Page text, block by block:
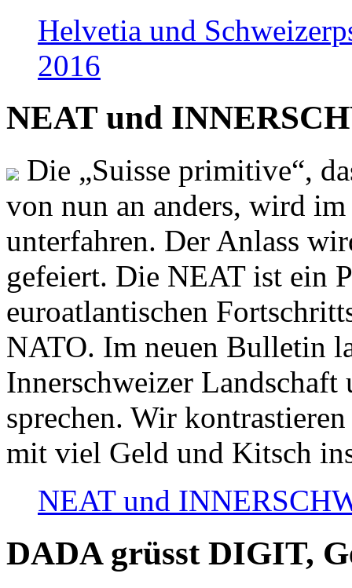
Helvetia und
2016
NEAT und
Die „Suisse primitive“,
von nun an anders, wird
unterfahren. Der Anlass
gefeiert. Die NEAT ist ein
euroatlantischen
NATO. Im neuen Bulletin
Innerschweizer
sprechen. Wir
mit viel Geld und Kitsch
NEAT und
DADA grüsst DIGIT,